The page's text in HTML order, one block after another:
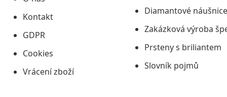
Kontakt
GDPR
Cookies
Vrácení zboží
Diamantové náušnice
Zakázková výroba
Prsteny s briliantem
Slovník pojmů